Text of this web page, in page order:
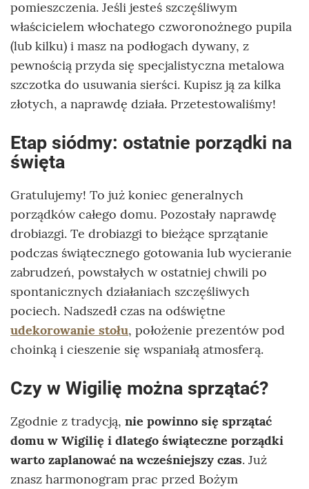
pomieszczenia. Jeśli jesteś szczęśliwym
właścicielem włochatego czworonożnego pupila
(lub kilku) i masz na podłogach dywany, z
pewnością przyda się specjalistyczna metalowa
szczotka do usuwania sierści. Kupisz ją za kilka
złotych, a naprawdę działa. Przetestowaliśmy!
Etap siódmy: ostatnie porządki na
święta
Gratulujemy! To już koniec generalnych
porządków całego domu. Pozostały naprawdę
drobiazgi. Te drobiazgi to bieżące sprzątanie
podczas świątecznego gotowania lub wycieranie
zabrudzeń, powstałych w ostatniej chwili po
spontanicznych działaniach szczęśliwych
pociech. Nadszedł czas na odświętne
udekorowanie stołu, położenie prezentów pod
choinką i cieszenie się wspaniałą atmosferą.
Czy w Wigilię można sprzątać?
Zgodnie z tradycją, nie powinno się sprzątać
domu w Wigilię i dlatego świąteczne porządki
warto zaplanować na wcześniejszy czas. Już
znasz harmonogram prac przed Bożym